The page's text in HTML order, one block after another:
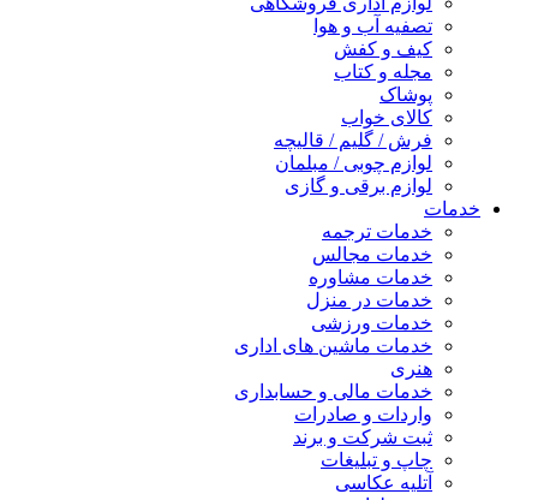
تصفیه آب و هوا
کیف و کفش
مجله و کتاب
پوشاک
کالای خواب
فرش / گلیم / قالیچه
لوازم چوبی / مبلمان
لوازم برقی و گازی
خدمات
خدمات ترجمه
خدمات مجالس
خدمات مشاوره
خدمات در منزل
خدمات ورزشی
خدمات ماشین های اداری
هنری
خدمات مالی و حسابداری
واردات و صادرات
ثبت شرکت و برند
چاپ و تبلیغات
آتلیه عکاسی